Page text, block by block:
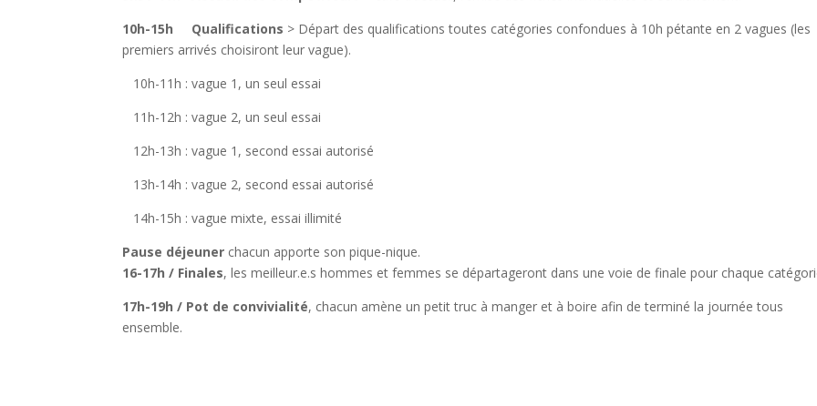
10h-15h Qualifications > Départ des qualifications toutes catégories confondues à 10h pétante en 2 vagues (les
premiers arrivés choisiront leur vague).
10h-11h : vague 1, un seul essai
11h-12h : vague 2, un seul essai
12h-13h : vague 1, second essai autorisé
13h-14h : vague 2, second essai autorisé
14h-15h : vague mixte, essai illimité
Pause déjeuner chacun apporte son pique-nique.
16-17h / Finales, les meilleur.e.s hommes et femmes se départageront dans une voie de finale pour chaque
17h-19h / Pot de convivialité, chacun amène un petit truc à manger et à boire afin de terminé la journée tous
ensemble.